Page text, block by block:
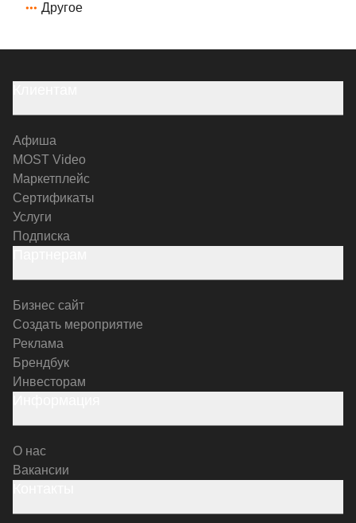
Другое
Афиша
MOST Video
Маркетплейс
Сертификаты
Услуги
Подписка
Бизнес сайт
Создать мероприятие
Реклама
Брендбук
Инвесторам
О нас
Вакансии